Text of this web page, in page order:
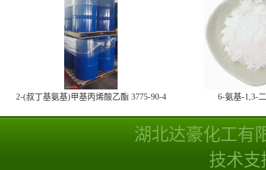
2-(叔丁基氨基)甲基丙烯酸乙酯 3775-90-4 6-氨基-1,3-
湖北达豪化工有
技术